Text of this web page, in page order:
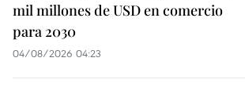
mil millones de USD en comercio
para 2030
04/08/2026 04:23